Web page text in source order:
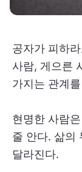
공자가 피하
사람, 게으른
가지는 관계
현명한 사람
줄 안다. 삶의
달라진다.